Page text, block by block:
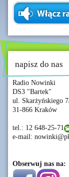
napisz do nas
Radio Nowinki
DS3 "Bartek"
ul. Skarżyńskiego
31-866 Kraków
tel.: 12 648-25-71
e-mail:
Obserwuj nas na: